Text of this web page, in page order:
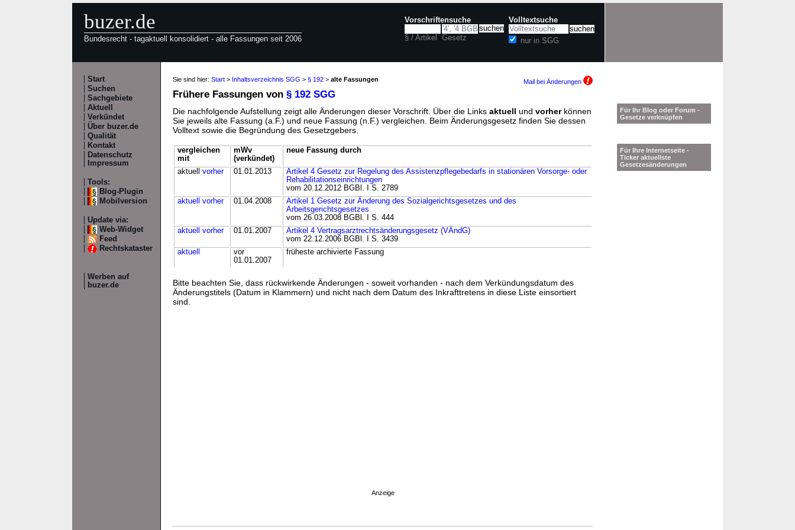
buzer.de
Bundesrecht - tagaktuell konsolidiert - alle Fassungen seit 2006
Vorschriftensuche
§ / Artikel Gesetz
Volltextsuche
nur in SGG
Start
Suchen
Sachgebiete
Aktuell
Verkündet
Über buzer.de
Qualität
Kontakt
Datenschutz
Impressum
Tools:
Blog-Plugin
Mobilversion
Update via:
Web-Widget
Feed
Rechtskataster
Werben auf
buzer.de
Sie sind hier: Start > Inhaltsverzeichnis SGG > § 192 > alte Fassungen Mail bei Änderungen
Frühere Fassungen von § 192 SGG
Die nachfolgende Aufstellung zeigt alle Änderungen dieser Vorschrift. Über die Links aktuell und vorherkönnen
Sie jeweils alte Fassung (a.F.) und neue Fassung (n.F.) vergleichen. Beim Änderungsgesetz finden Sie dessen
Volltext sowie die Begründung des Gesetzgebers.
vergleichen
mit
mWv
(verkündet)
neue Fassung durch
aktuell vorher 01.01.2013
Artikel 4 Gesetz zur Regelung des Assistenzpflegebedarfs in stationären Vorsorge- oder
Rehabilitationseinrichtungen
vom 20.12.2012 BGBl. I S. 2789
aktuell
vorher 01.04.2008
Artikel 1 Gesetz zur Änderung des Sozialgerichtsgesetzes und des
Arbeitsgerichtsgesetzes
vom 26.03.2008 BGBl. I S. 444
aktuell
vorher 01.01.2007
Artikel 4 Vertragsarztrechtsänderungsgesetz (VÄndG)
vom 22.12.2006 BGBl. I S. 3439
aktuell
vor
01.01.2007
früheste archivierte Fassung
Bitte beachten Sie, dass rückwirkende Änderungen - soweit vorhanden - nach dem Verkündungsdatum des
Änderungstitels (Datum in Klammern) und nicht nach dem Datum des Inkrafttretens in diese Liste einsortiert
sind.
Anzeige
Für Ihr Blog oder Forum -
Gesetze verknüpfen
Für Ihre Internetseite -
Ticker aktuellste
Gesetzesänderungen